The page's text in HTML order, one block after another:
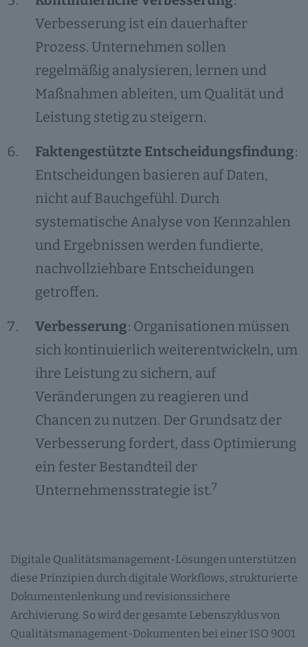
Verbesserung ist ein dauerhafter
Prozess. Unternehmen sollen
regelmäßig analysieren, lernen und
Maßnahmen ableiten, um Qualität und
Leistung stetig zu steigern.
Faktengestützte Entscheidungsfindung:
Entscheidungen basieren auf Daten,
nicht auf Bauchgefühl. Durch
systematische Analyse von Kennzahlen
und Ergebnissen werden fundierte,
nachvollziehbare Entscheidungen
getroffen.
Verbesserung: Organisationen müssen
sich kontinuierlich weiterentwickeln, um
ihre Leistung zu sichern, auf
Veränderungen zu reagieren und
Chancen zu nutzen. Der Grundsatz der
Verbesserung fordert, dass Optimierung
ein fester Bestandteil der
Unternehmensstrategie ist.7
Digitale Qualitätsmanagement-Lösungen unterstützen
diese Prinzipien durch digitale Workflows, strukturierte
Dokumentenlenkung und revisionssichere
Archivierung. So wird der gesamte Lebenszyklus von
Qualitätsmanagement-Dokumenten bei einer ISO 9001